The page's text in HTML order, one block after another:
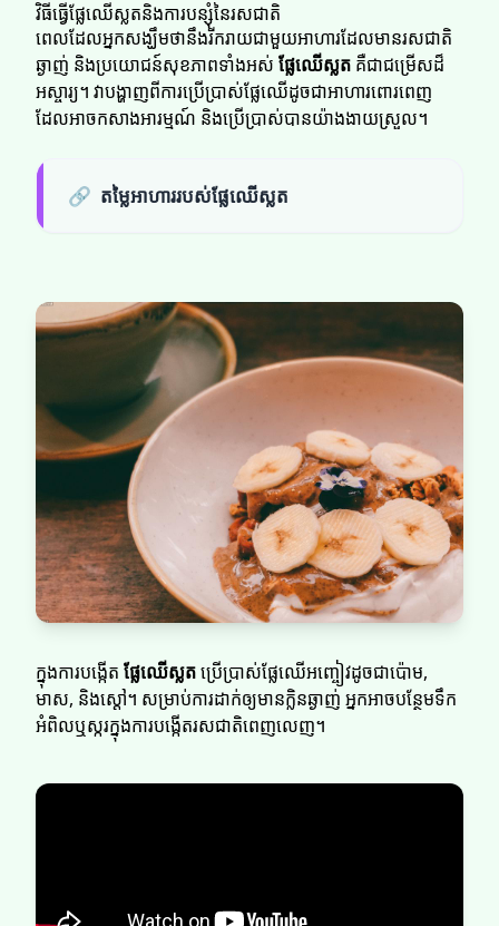
វិធីធ្វើផ្លែឈើស្លតនិងការបន្សុំនៃរសជាតិ
ពេលដែលអ្នកសង្ឃឹមថានឹងរីករាយជាមួយអាហារដែលមានរសជាតិ
ឆ្ងាញ់ និងប្រយោជន៍សុខភាពទាំងអស់ ផ្លែឈើស្លត គឺជាជម្រើសដ៏
អស្ចារ្យ។ វាបង្ហាញពីការប្រើប្រាស់ផ្លែឈើដូចជាអាហារពោរពេញ
ដែលអាចកសាងអារម្មណ៍ និងប្រើប្រាស់បានយ៉ាងងាយស្រួល។
🔗 តម្លៃអាហាររបស់ផ្លែឈើស្លត​​
ក្នុងការបង្កើត ផ្លែឈើស្លតប្រើប្រាស់ផ្លែឈើអញ្ចៀវដូចជាប៉ោម,
មាស, និងស្ដៅ។ សម្រាប់ការដាក់ឲ្យមានក្លិនឆ្ងាញ់ អ្នកអាចបន្ថែមទឹក
អំពិលឬស្ករក្នុងការបង្កើតរសជាតិពេញលេញ។